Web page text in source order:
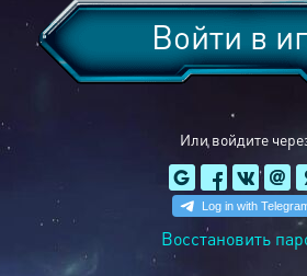
Или войдите
Войти в
Восстановить